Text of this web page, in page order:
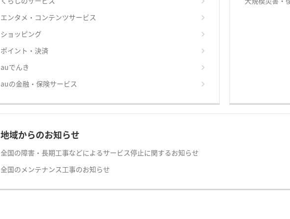
エンタメ・コンテンツサービス
ショッピング
ポイント・決済
auでんき
auの金融・保険サービス
地域からのお知らせ
全国の障害・長期工事などによるサービス停止に関するお知らせ
全国のメンテナンス工事のお知らせ